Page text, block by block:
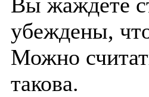
Вы жаждете
убеждены,
Можно
такова.